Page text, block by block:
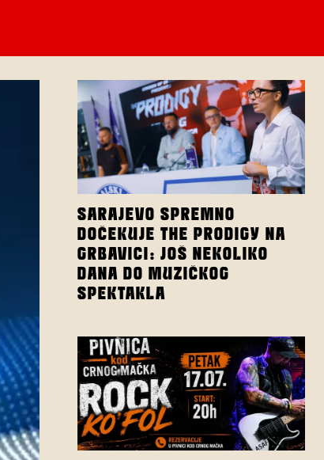
SARAJEVO SPREMNO
DOČEKUJE THE PRODIGY NA
GRBAVICI: JOŠ NEKOLIKO
DANA DO MUZIČKOG
SPEKTAKLA